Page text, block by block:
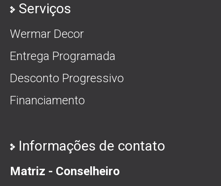
Serviços
Wermar Decor
Entrega Programada
Desconto Progressivo
Financiamento
Informações de contato
Matriz - Conselheiro